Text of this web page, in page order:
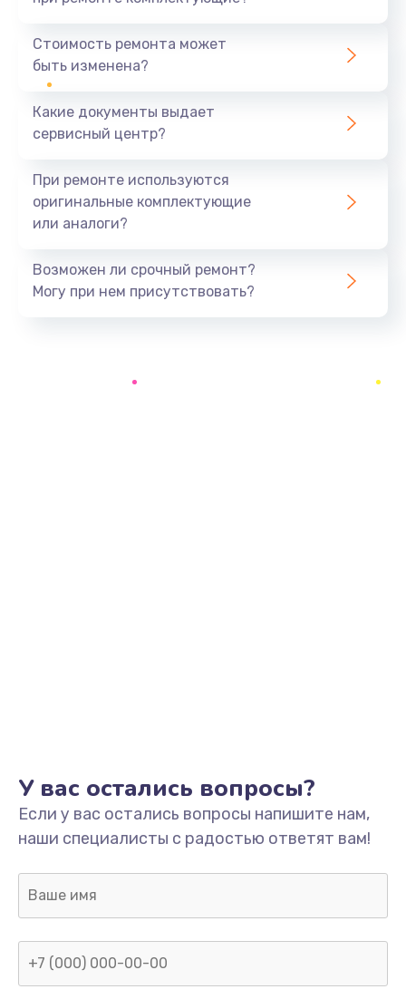
1440 руб.
Ремонт южного моста
Замена батарейки BIOS
Заказать
Замена/Pемонт карбюратора
1300 руб.
Заказать
Ремонт капиллярной трубки
400 руб.
Стоимость ремонта может
быть изменена?
Какие документы выдает
сервисный центр?
При ремонте используются
оригинальные комплектующие
или аналоги?
Возможен ли срочный ремонт?
Могу при нем присутствовать?
У вас остались вопросы?
Если у вас остались вопросы напишите нам,
наши специалисты с радостью ответят вам!